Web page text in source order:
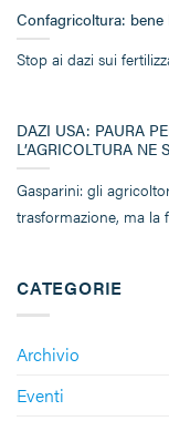
CATEGORIE
Archivio
Eventi
Confagricoltura: bene
Stop ai dazi sui
DAZI USA: PAURA
L’AGRICOLTURA NE
Gasparini: gli
trasformazione, ma la